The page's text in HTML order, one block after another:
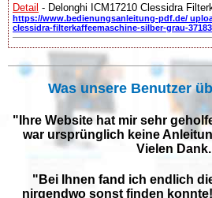
Detail - Delonghi ICM17210 Clessidra
https://www.bedienungsanleitung-pdf.de/
clessidra-filterkaffeemaschine-silber-grau-
Was unsere Benutzer
"Ihre Website hat mir sehr
war ursprünglich keine
Vielen
"Bei Ihnen fand ich endlich
nirgendwo sonst finden